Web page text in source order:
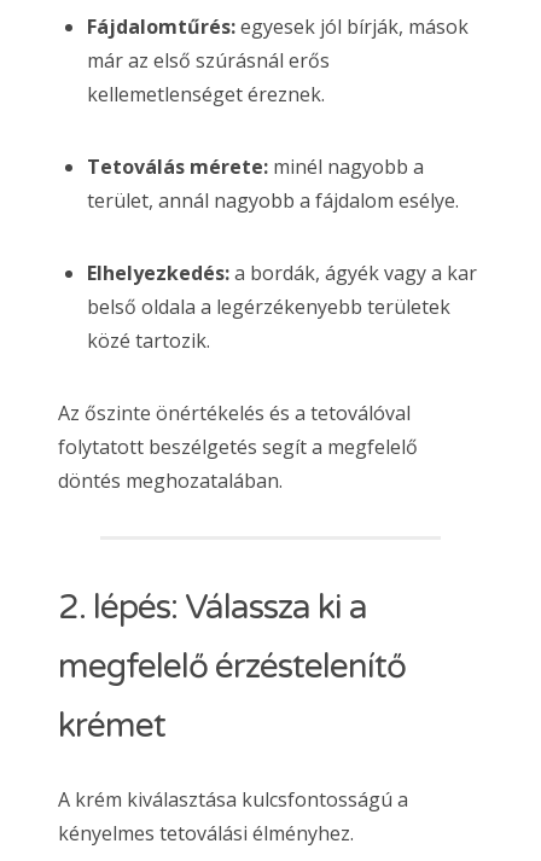
Fájdalomtűrés:egyesek jól bírják, mások
már az első szúrásnál erős
kellemetlenséget éreznek.
Tetoválás mérete: minél nagyobb a
terület, annál nagyobb a fájdalom esélye.
Elhelyezkedés:a bordák, ágyék vagy a kar
belső oldala a legérzékenyebb területek
közé tartozik.
Az őszinte önértékelés és a tetoválóval
folytatott beszélgetés segít a megfelelő
döntés meghozatalában.
2. lépés: Válassza ki a
megfelelő érzéstelenítő
krémet
A krém kiválasztása kulcsfontosságú a
kényelmes tetoválási élményhez.